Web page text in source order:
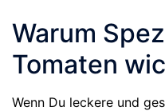
Warum
Tomaten
Wenn Du leckere und